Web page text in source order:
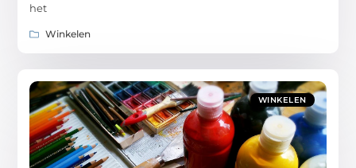
het
Winkelen
WINKELEN